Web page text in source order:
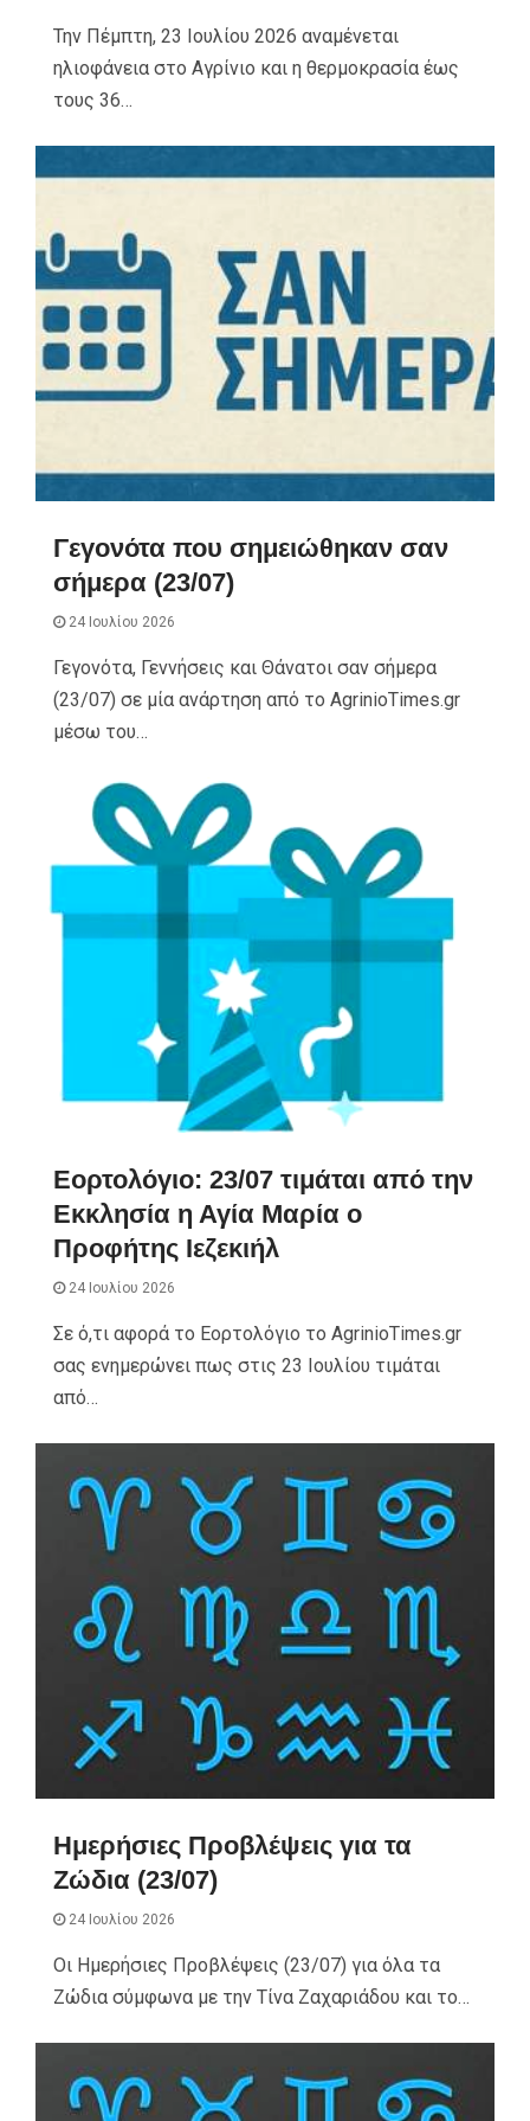
Την Πέμπτη, 23 Ιουλίου 2026 αναμένεται
ηλιοφάνεια στο Αγρίνιο και η θερμοκρασία έως
τους 36…
Γεγονότα που σημειώθηκαν σαν
σήμερα (23/07)
24 Ιουλίου 2026
Γεγονότα, Γεννήσεις και Θάνατοι σαν σήμερα
(23/07) σε μία ανάρτηση από το AgrinioTimes.gr
μέσω του…
Εορτολόγιο: 23/07 τιμάται από την
Εκκλησία η Αγία Μαρία ο
Προφήτης Ιεζεκιήλ
24 Ιουλίου 2026
Σε ό,τι αφορά το Εορτολόγιο το AgrinioTimes.gr
σας ενημερώνει πως στις 23 Ιουλίου τιμάται
από…
Ημερήσιες Προβλέψεις για τα
Ζώδια (23/07)
24 Ιουλίου 2026
Οι Ημερήσιες Προβλέψεις (23/07) για όλα τα
Ζώδια σύμφωνα με την Τίνα Ζαχαριάδου και το…